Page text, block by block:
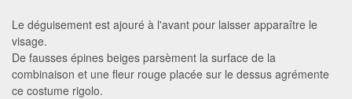
Le déguisement est ajouré à l'avant pour laisser apparaître le
visage.
De fausses épines beiges parsèment la surface de la
combinaison et une fleur rouge placée sur le dessus agrémente
ce costume rigolo.